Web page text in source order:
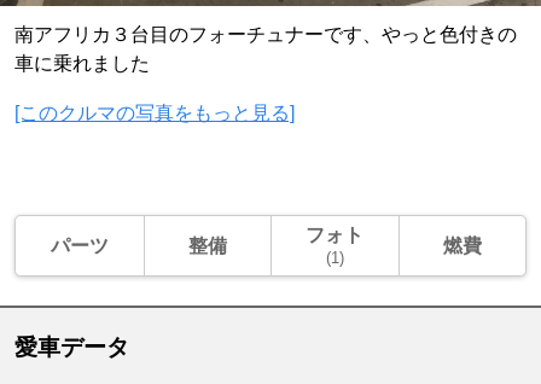
南アフリカ３台目のフォーチュナーです、やっと色付きの
車に乗れました
[このクルマの写真をもっと見る]
パーツ 整備 フォト
(1)
燃費
愛車データ